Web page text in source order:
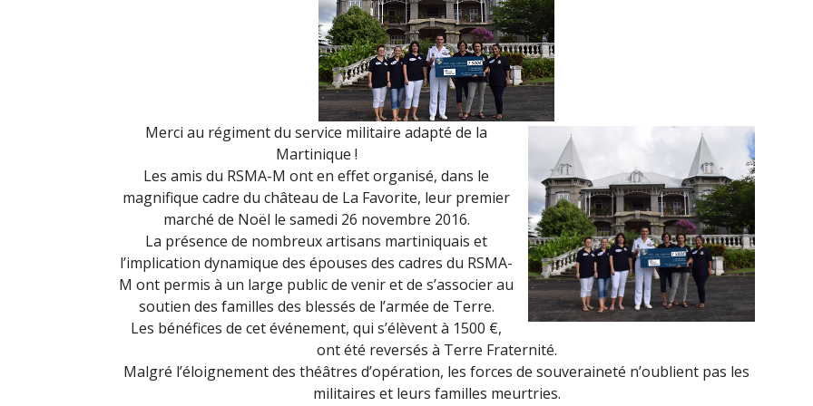
Merci au régiment du service militaire adapté de la
Martinique !
Les amis du RSMA-M ont en effet organisé, dans le
magnifique cadre du château de La Favorite, leur premier
marché de Noël le samedi 26 novembre 2016.
La présence de nombreux artisans martiniquais et
l’implication dynamique des épouses des cadres du RSMA-
M ont permis à un large public de venir et de s’associer au
soutien des familles des blessés de l’armée de Terre.
Les bénéfices de cet événement, qui s’élèvent à 1500 €,
ont été reversés à Terre Fraternité.
Malgré l’éloignement des théâtres d’opération, les forces de souveraineté n’oublient pas les
militaires et leurs familles meurtries.